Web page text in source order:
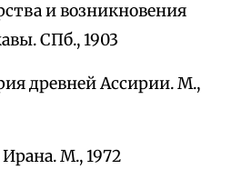
и возникновения
СПб., 1903
древней Ассирии. М.,
М., 1972